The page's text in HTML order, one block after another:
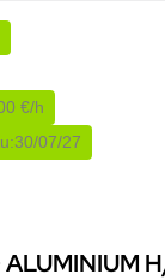
€/h
30/07/27